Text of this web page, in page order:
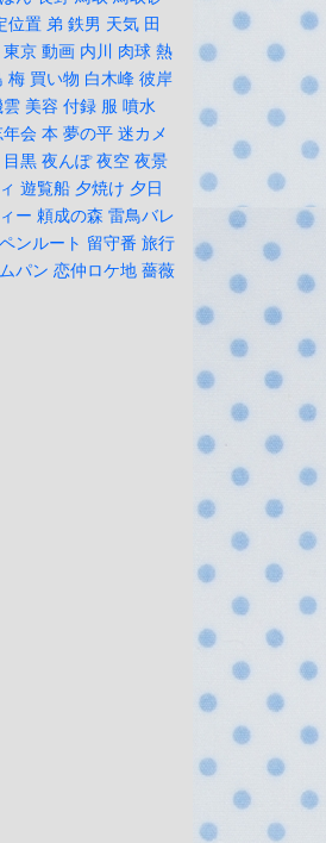
位置 弟 鉄男 天気 田
東京 動画 内川 肉球 熱
梅 買い物 白木峰 彼岸
美容 付録 服 噴水
会 本 夢の平 迷カメ
目黒 夜んぽ 夜空 夜景
遊覧船 夕焼け 夕日
ー 頼成の森 雷鳥バレ
ンルート 留守番 旅行
パン 恋仲ロケ地 薔薇